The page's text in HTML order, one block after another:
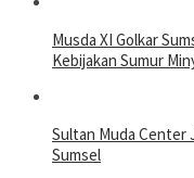
Musda XI Golkar
Kebijakan Sumur
Sultan Muda Center
Sumsel